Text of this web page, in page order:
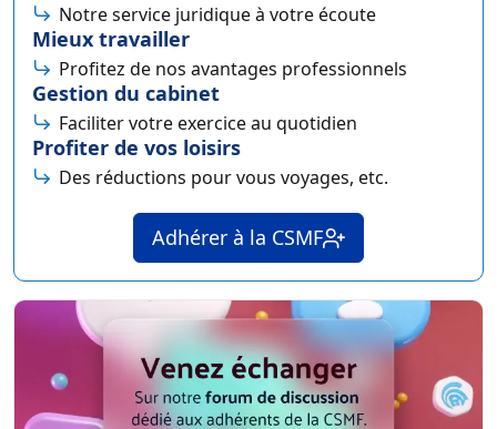
Notre service juridique à votre écoute
Mieux travailler
Profitez de nos avantages professionnels
Gestion du cabinet
Faciliter votre exercice au quotidien
Profiter de vos loisirs
Des réductions pour vous voyages, etc.
Adhérer à la CSMF